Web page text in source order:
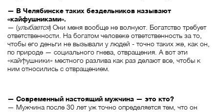
— В Челябинске таких бездельников называют
«кайфушниками».
— (улыбается) Они меня вообще не волнуют. Богатство требует
ответственности. На богатом человеке ответственность за то,
чтобы его деньги не вызывали у людей - точно таких же, как он,
по природе — социального гнева, отвращения. А вот эти
«кайфушники» местного разлива как раз делают все, чтобы к
ним относились с отвращением.
— Современный настоящий мужчина — это кто?
— Мужчина после 30 лет уж точно определяется тем, что он